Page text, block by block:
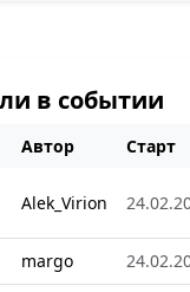
в событии
Автор Старт
Alek_Virion
margo